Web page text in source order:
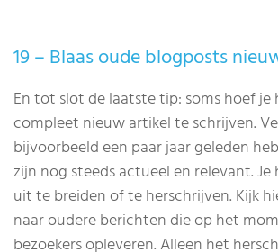
19 – Blaas oude blogposts
En tot slot de laatste tip: soms hoef je
compleet nieuw artikel te schrijven.
bijvoorbeeld een paar jaar geleden
zijn nog steeds actueel en relevant.
uit te breiden of te herschrijven. Kijk
naar oudere berichten die op het
bezoekers opleveren. Alleen het